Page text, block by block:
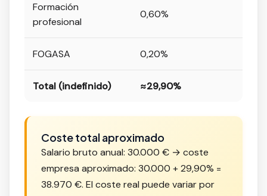
Formación
profesional
0,60%
FOGASA 0,20%
Total (indefinido) ≈29,90%
Coste total aproximado
Salario bruto anual: 30.000 € → coste
empresa aproximado: 30.000 + 29,90% =
38.970 €. El coste real puede variar por